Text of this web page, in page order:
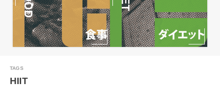
HIIT